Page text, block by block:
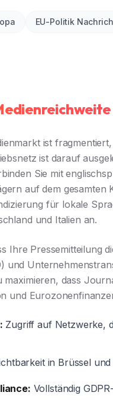
EU-Politik
ist
ist darauf
Sie mit
auf dem gesamten
für lokale
und Italien an.
Ihre Pressemitteilung
und
maximieren, dass
und
Zugriff auf Netzwerke,
in Brüssel
Vollständig